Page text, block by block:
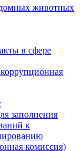
животных
в сфере
заполнения
к
комиссия)